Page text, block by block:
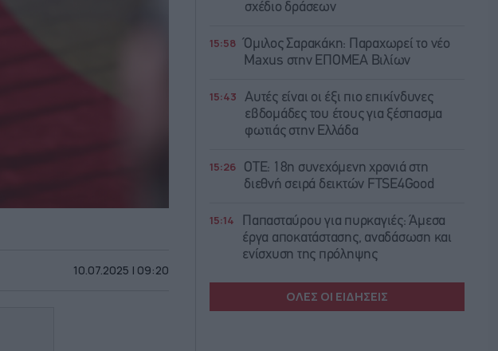
10.07.2025 | 09:20
σχέδιο δράσεων
15:58
Όμιλος Σαρακάκη: Παραχωρεί το νέο
Maxus στην ΕΠΟΜΕΑ Βιλίων
15:43
Αυτές είναι οι έξι πιο επικίνδυνες
εβδομάδες του έτους για ξέσπασμα
φωτιάς στην Ελλάδα
15:26
ΟΤΕ: 18η συνεχόμενη χρονιά στη
διεθνή σειρά δεικτών FTSE4Good
15:14
Παπασταύρου για πυρκαγιές: Άμεσα
έργα αποκατάστασης, αναδάσωση και
ενίσχυση της πρόληψης
ΟΛΕΣ ΟΙ ΕΙΔΗΣΕΙΣ